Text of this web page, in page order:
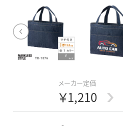
メーカー定価
￥1,210
-